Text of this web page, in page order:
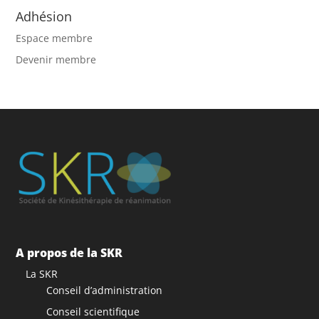
Adhésion
Espace membre
Devenir membre
A propos de la SKR
La SKR
Conseil d’administration
Conseil scientifique